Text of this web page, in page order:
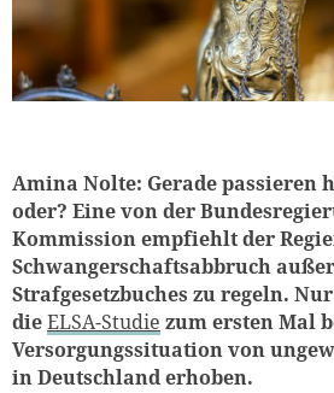
Amina Nolte: Gerade passieren
oder? Eine von der
Kommission empfiehlt der
Schwangerschaftsabbruch
Strafgesetzbuches zu regeln.
dieELSA-Studie zum ersten Mal
Versorgungssituation von
in Deutschlanderhoben.